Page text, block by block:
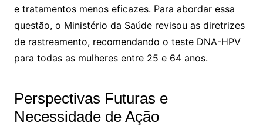
e tratamentos menos eficazes. Para abordar essa
questão, o Ministério da Saúde revisou as diretrizes
de rastreamento, recomendando o teste DNA-HPV
para todas as mulheres entre 25 e 64 anos.
Perspectivas Futuras e
Necessidade de Ação